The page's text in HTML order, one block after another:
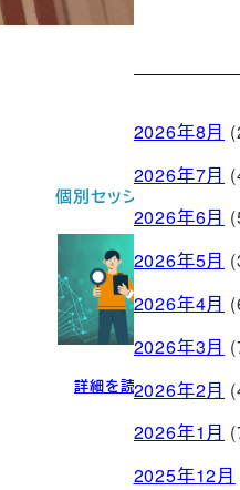
お問い合わせ
問い合わせる
2026年8月
2026年7月
2026年6月
2026年5月
2026年4月
2026年3月
2026年2月
2026年1月
2025年12月